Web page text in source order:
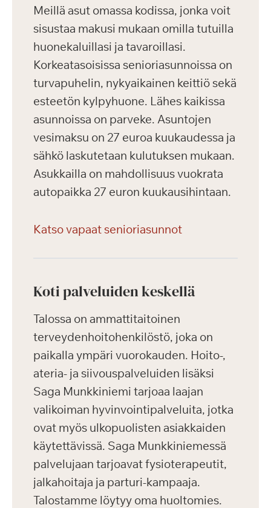
Meillä asut omassa kodissa, jonka voit
sisustaa makusi mukaan omilla tutuilla
huonekaluillasi ja tavaroillasi.
Korkeatasoisissa senioriasunnoissa on
turvapuhelin, nykyaikainen keittiö sekä
esteetön kylpyhuone. Lähes kaikissa
asunnoissa on parveke. Asuntojen
vesimaksu on 27 euroa kuukaudessa ja
sähkö laskutetaan kulutuksen mukaan.
Asukkailla on mahdollisuus vuokrata
autopaikka 27 euron kuukausihintaan.
Katso vapaat senioriasunnot
Koti palveluiden keskellä
Talossa on ammattitaitoinen
terveydenhoitohenkilöstö, joka on
paikalla ympäri vuorokauden. Hoito-,
ateria- ja siivouspalveluiden lisäksi
Saga Munkkiniemi tarjoaa laajan
valikoiman hyvinvointipalveluita, jotka
ovat myös ulkopuolisten asiakkaiden
käytettävissä. Saga Munkkiniemessä
palvelujaan tarjoavat fysioterapeutit,
jalkahoitaja ja parturi-kampaaja.
Talostamme löytyy oma huoltomies.